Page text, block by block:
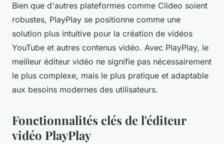
Bien que d'autres plateformes comme Clideo soient
robustes, PlayPlay se positionne comme une
solution plus intuitive pour la création de vidéos
YouTube et autres contenus vidéo. Avec PlayPlay, le
meilleur éditeur vidéo ne signifie pas nécessairement
le plus complexe, mais le plus pratique et adaptable
aux besoins modernes des utilisateurs.
Fonctionnalités clés de l'éditeur
vidéo PlayPlay